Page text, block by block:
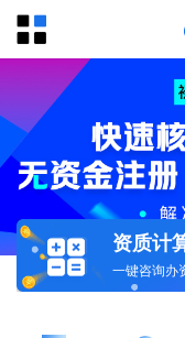
资质计
一键咨询办